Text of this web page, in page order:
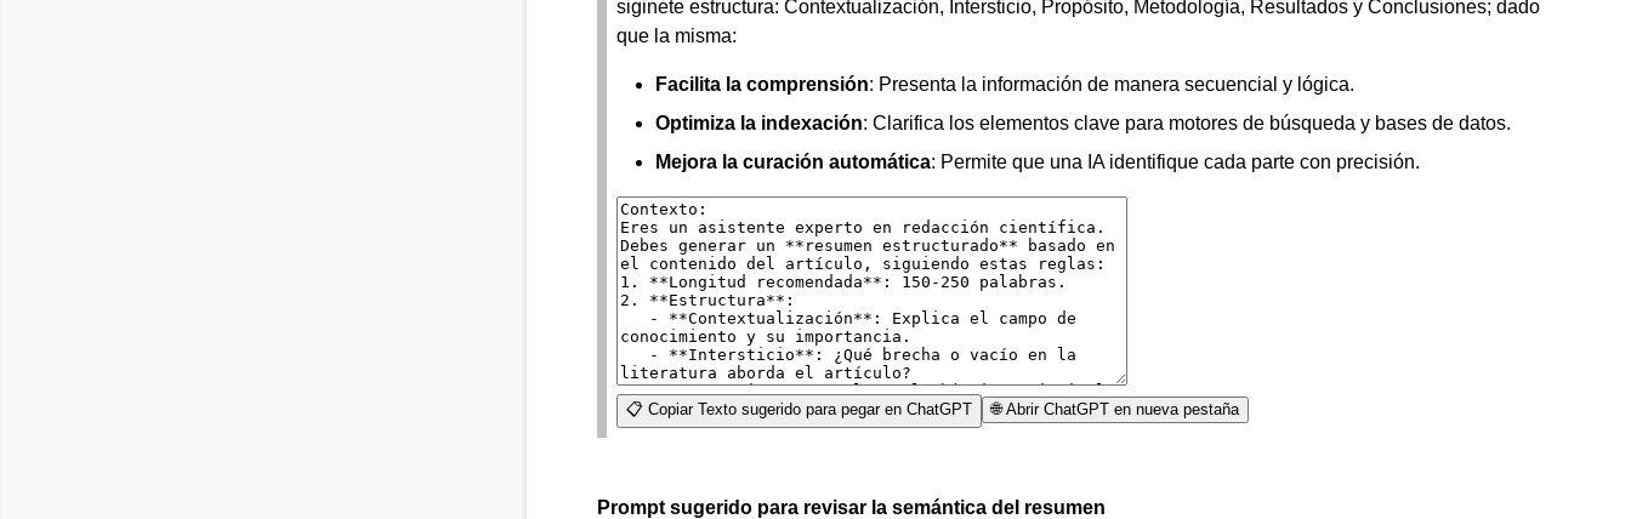
siginete estructura: Contextualización, Intersticio, Propósito, Metodología, Resultados y Conclusiones; dado
que la misma:
Facilita la comprensión: Presenta la información de manera secuencial y lógica.
Optimiza la indexación: Clarifica los elementos clave para motores de búsqueda y bases de datos.
Mejora la curación automática: Permite que una IA identifique cada parte con precisión.
📋 Copiar Texto sugerido para pegar en ChatGPT 🌐 Abrir ChatGPT en nueva pestaña
Prompt sugerido para revisar la semántica del resumen